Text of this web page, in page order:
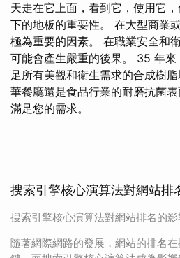
天走在它上面，看到它，使用它
下的地板的重要性。 在大型商業
極為重要的因素。 在職業安全和
可能會產生嚴重的後果。 35 年
足所有美觀和衛生需求的合成樹
華餐廳還是食品行業的耐磨抗菌
滿足您的需求。
搜索引擎核心演算法對網站排
搜索引擎核心演算法對網站排名的
隨著網際網路的發展，網站的排名